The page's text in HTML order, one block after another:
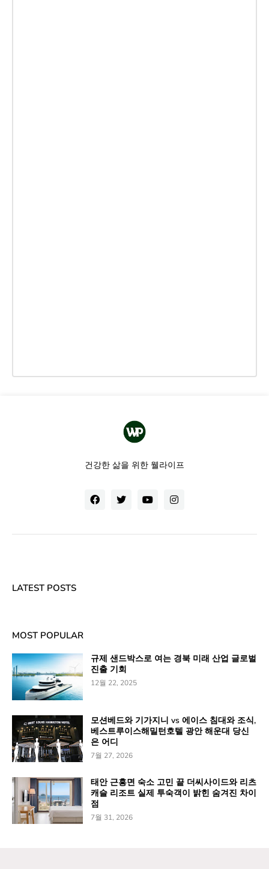
건강한 삶을 위한 웰라이프
LATEST POSTS
MOST POPULAR
규제 샌드박스로 여는 경북 미래 산업 글로벌
진출 기회
12월 22, 2025
모션베드와 기가지니 vs 에이스 침대와 조식,
베스트루이스해밀턴호텔 광안 해운대 당신
은 어디
7월 27, 2026
태안 근흥면 숙소 고민 끝 더씨사이드와 리츠
캐슬 리조트 실제 투숙객이 밝힌 숨겨진 차이
점
7월 31, 2026